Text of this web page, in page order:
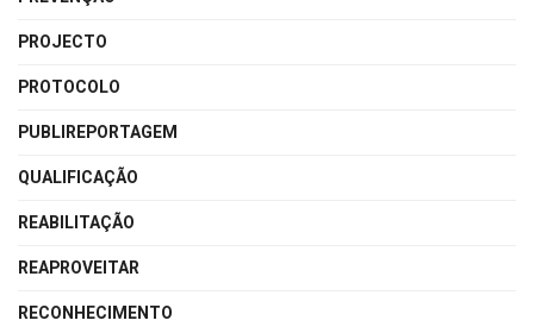
PROJECTO
PROTOCOLO
PUBLIREPORTAGEM
QUALIFICAÇÃO
REABILITAÇÃO
REAPROVEITAR
RECONHECIMENTO